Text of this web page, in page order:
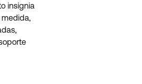
insignia
medida,